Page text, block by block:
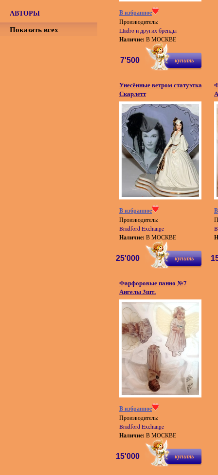
В избранное
Производитель:
Lladro и других бренды
Наличие: В МОСКВЕ
купить
7'500
Унесённые ветром статуэтка
Скарлетт
В избранное
Производитель:
Bradford Exchange
Наличие: В МОСКВЕ
купить
25'000
Фарфоровые панно №7
Ангелы 3шт.
В избранное
Производитель:
Bradford Exchange
Наличие: В МОСКВЕ
купить
15'000
АВТОРЫ
Показать всех